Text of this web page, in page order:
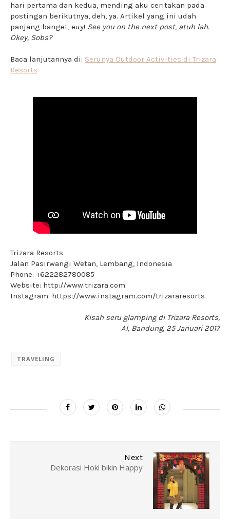
hari pertama dan kedua, mending aku ceritakan pada
postingan berikutnya, deh, ya. Artikel yang ini udah
panjang banget, euy! See you on the next post, atuh lah.
Okey, Sobs?
Baca lanjutannya di: Serunya Outdoor Activities di Trizara
Resorts
Trizara Resorts
Jalan Pasirwangi Wetan, Lembang, Indonesia
Phone: +622282780085
Website: http://www.trizara.com
Instagram: https://www.instagram.com/trizararesorts
Kisah seru glamping di Trizara Resorts,
Al, Bandung, 25 Januari 2017
TRAVELING
Next
Dekorasi Hoki bikin Happy